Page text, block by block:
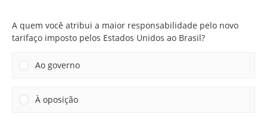
A quem você atribui a maior responsabilidade pelo novo
tarifaço imposto pelos Estados Unidos ao Brasil?
Ao governo
À oposição